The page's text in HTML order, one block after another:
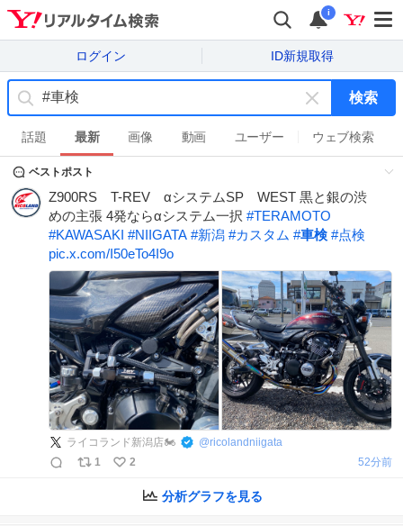
i
ログイン ID新規取得
キ
ー
ワ
ド
を
消
検索
話題 最新 画像 動画 ユーザー ウェブ検索
ベストポスト
Z900RS T-REV αシステムSP WEST 黒と銀の渋
めの主張 4発ならαシステム一択 #TERAMOTO
#KAWASAKI #NIIGATA #新潟 #カスタム #車検 #点検
pic.x.com/I50eTo4I9o
ライコランド新潟店🏍️ @ricolandniigata
1
2 52分前
分析グラフを見る